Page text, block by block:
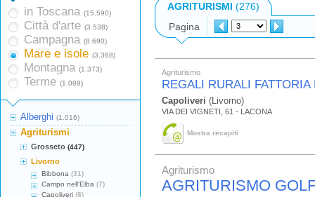
AGRITURISMI (276)
Pagina
Agriturismo
REGALI RURALI FATTORIA
Capoliveri (Livorno)
VIA DEI VIGNETI, 61 - LACONA
Mostra recapiti
Agriturismo
AGRITURISMO
in Toscana (15.590)
Città d'arte (3.538)
Campagna (8.690)
Mare e isole (3.368)
Montagna (1.373)
Terme (1.089)
Alberghi (1.016)
Agriturismi
Grosseto (447)
Livorno
Bibbona (31)
Campo nell'Elba (7)
Capoliveri (8)